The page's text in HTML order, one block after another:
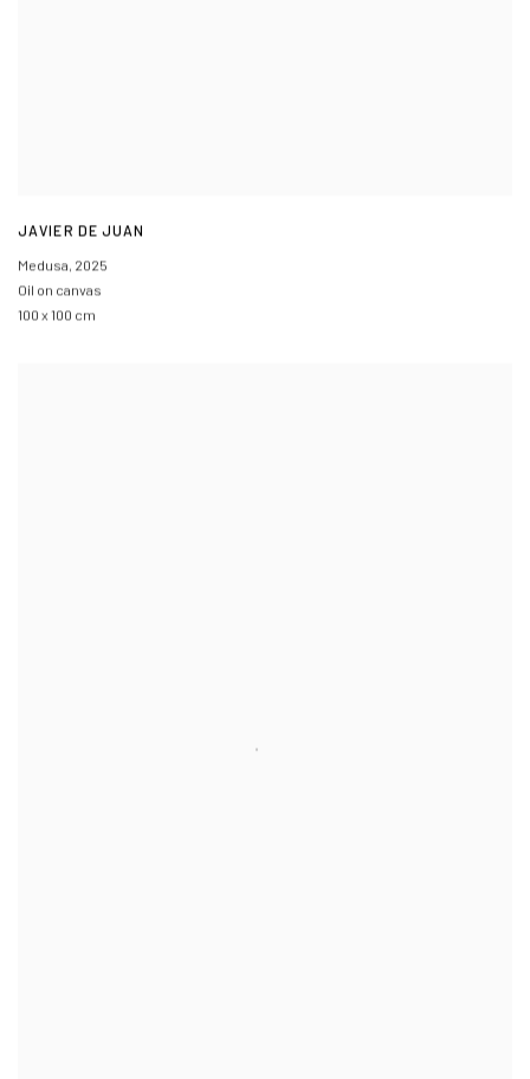
JAVIER DE JUAN
Medusa, 2025
Oil on canvas
100 x 100 cm